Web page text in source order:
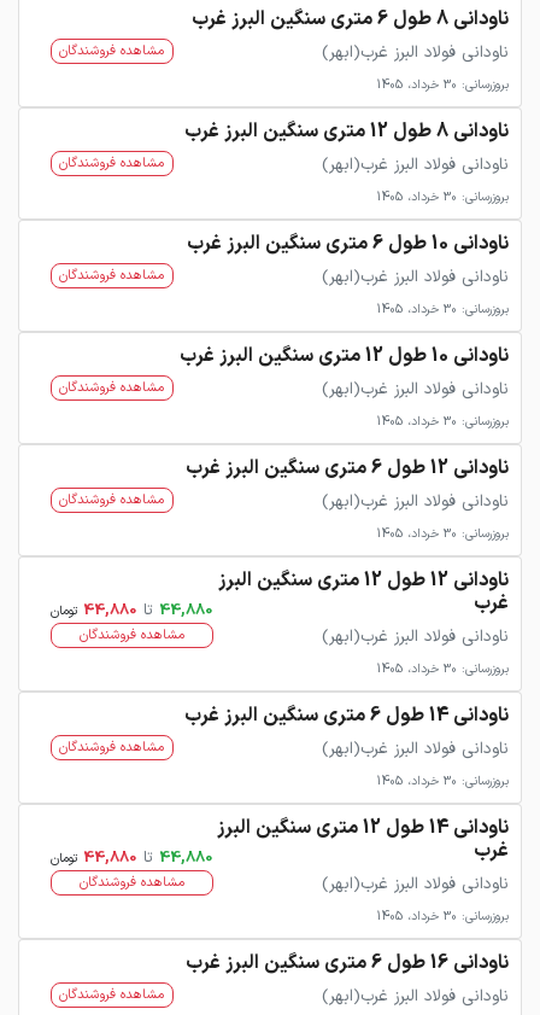
ناودانی 8 طول 6 متری سنگین البرز غرب
ناودانی فولاد البرز غرب(ابهر)
بروزرسانی: 30 خرداد، 1405
مشاهده فروشندگان
ناودانی 8 طول 12 متری سنگین البرز غرب
ناودانی فولاد البرز غرب(ابهر)
بروزرسانی: 30 خرداد، 1405
مشاهده فروشندگان
ناودانی 10 طول 6 متری سنگین البرز غرب
ناودانی فولاد البرز غرب(ابهر)
بروزرسانی: 30 خرداد، 1405
مشاهده فروشندگان
ناودانی 10 طول 12 متری سنگین البرز غرب
ناودانی فولاد البرز غرب(ابهر)
بروزرسانی: 30 خرداد، 1405
مشاهده فروشندگان
ناودانی 12 طول 6 متری سنگین البرز غرب
ناودانی فولاد البرز غرب(ابهر)
بروزرسانی: 30 خرداد، 1405
مشاهده فروشندگان
ناودانی 12 طول 12 متری سنگین البرز
غرب
ناودانی فولاد البرز غرب(ابهر)
بروزرسانی: 30 خرداد، 1405
44,880 تا 44,880 تومان
مشاهده فروشندگان
ناودانی 14 طول 6 متری سنگین البرز غرب
ناودانی فولاد البرز غرب(ابهر)
بروزرسانی: 30 خرداد، 1405
مشاهده فروشندگان
ناودانی 14 طول 12 متری سنگین البرز
غرب
ناودانی فولاد البرز غرب(ابهر)
بروزرسانی: 30 خرداد، 1405
44,880 تا 44,880 تومان
مشاهده فروشندگان
ناودانی 16 طول 6 متری سنگین البرز غرب
ناودانی فولاد البرز غرب(ابهر) مشاهده فروشندگان